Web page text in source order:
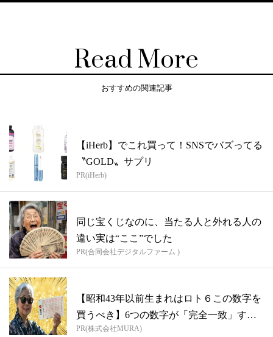
Read More
おすすめの関連記事
【iHerb】でこれ買って！SNSでバズってる
〝GOLD〟サプリ
PR(iHerb)
同じ宝くじなのに、当たる人と外れる人の
違い実は“ここ”でした
PR(合同会社デジタルファーム )
【昭和43年以前生まれはロト６この数字を
買うべき】6つの数字が「完全一致」する
方...
PR(株式会社MURA)